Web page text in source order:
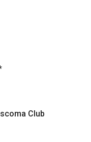
Club